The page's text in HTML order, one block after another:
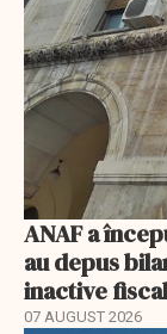
ANAF a
au depus
inactive fiscal
07 AUGUST 2026